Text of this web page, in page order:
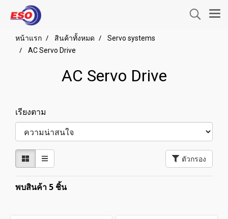
หน้าแรก สินค้าทั้งหมด
Servo systems
AC Servo Drive
AC Servo Drive
เรียงตาม
ตัวกรอง
พบสินค้า 5 ชิ้น